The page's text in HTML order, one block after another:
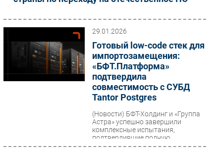
29.01.2026
Готовый low-code стек для
импортозамещения:
«БФТ.Платформа»
подтвердила
совместимость с СУБД
Tantor Postgres
(Новости) БФТ-Холдинг и «Группа
Астра» успешно завершили
комплексные испытания,
подтвердившие полную
совместимость low-code